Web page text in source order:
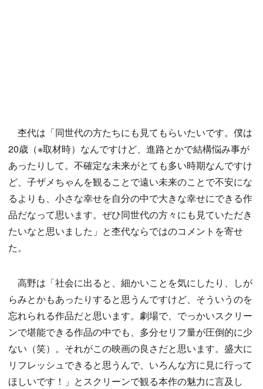
杢代は「同世代の方たちにも見てもらいたいです。僕は
20歳（※取材時）なんですけど、進路とかで結構悩み事が
あったりして。不確定な未来がとても多い時期なんですけ
ど、子ザメちゃんを観ることで遠い未来のことで不安にな
るよりも、小さな幸せを自分の中で大きな幸せにできる作
品だなって思います。ぜひ同世代の方々にも見ていただき
たいなと思いました」と杢代ならではのコメントを寄せ
た。
高野は「社会に出ると、細かいことを気にしたり、しが
らみとかもあったりすると思うんですけど、そういうのを
忘れられる作品だと思います。劇場で、でっかいスクリー
ンで堪能できる作品の中でも、多分セリフ量が圧倒的に少
ない（笑）。それがこの映画の良さだと思います。盛大に
リフレッシュできると思うんで、いろんな方に見に行って
ほしいです！」とスクリーンで観る本作の魅力に言及し